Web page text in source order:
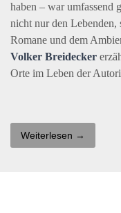
haben – war umfassend
nicht nur den Lebenden,
Romane und dem
Volker Breidecker
Orte im Leben der
Weiterlesen →